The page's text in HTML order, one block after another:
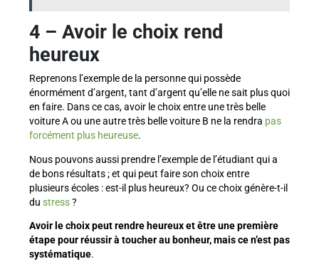
4 – Avoir le choix rend
heureux
Reprenons l’exemple de la personne qui possède
énormément d’argent, tant d’argent qu’elle ne sait plus quoi
en faire. Dans ce cas, avoir le choix entre une très belle
voiture A ou une autre très belle voiture B ne la rendra pas
forcément plus heureuse.
Nous pouvons aussi prendre l’exemple de l’étudiant qui a
de bons résultats ; et qui peut faire son choix entre
plusieurs écoles : est-il plus heureux? Ou ce choix génère-t-il
du stress?
Avoir le choix peut rendre heureux et être une première
étape pour réussir à toucher au bonheur, mais ce n’est pas
systématique.